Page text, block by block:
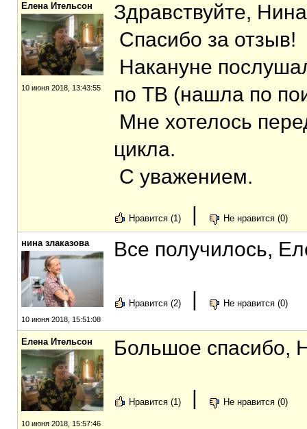
Елена Ительсон
10 июня 2018, 13:43:55
Здравствуйте,
Спасибо за отзыв!
Накануне
по ТВ (нашла по
Мне хотелось
цикла.
С уважением.
Нравится (1) | Не нравится (0)
нина злаказова
10 июня 2018, 15:51:08
Все получилось,
Нравится (2) | Не нравится (0)
Елена Ительсон
10 июня 2018, 15:57:46
Большое спасибо,
Нравится (1) Не нравится (0)